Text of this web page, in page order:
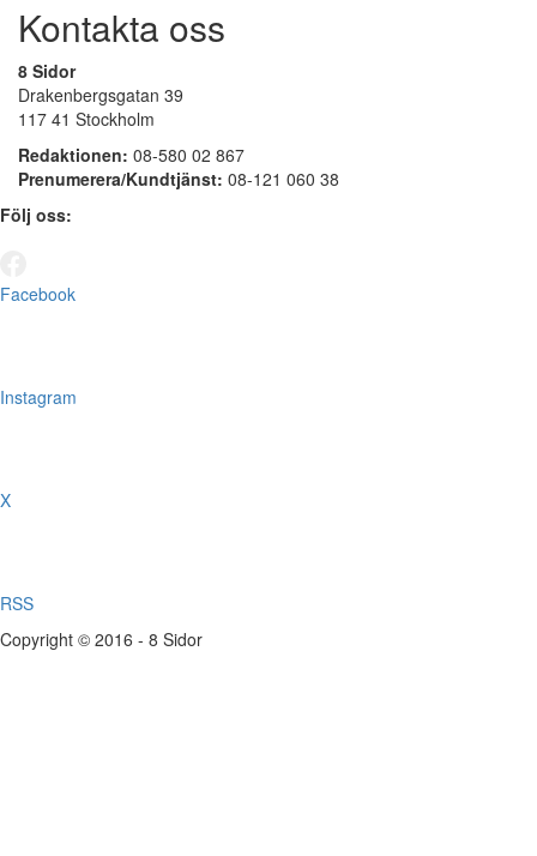
Kontakta oss
8 Sidor
Drakenbergsgatan 39
117 41 Stockholm
Redaktionen: 08-580 02 867
Prenumerera/Kundtjänst: 08-121 060 38
Följ oss:
Facebook
Instagram
X
RSS
Copyright © 2016 - 8 Sidor